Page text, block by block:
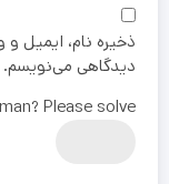
ذخیره نام، ایمیل و
دیدگاهی می‌نویسم.
Please solve: